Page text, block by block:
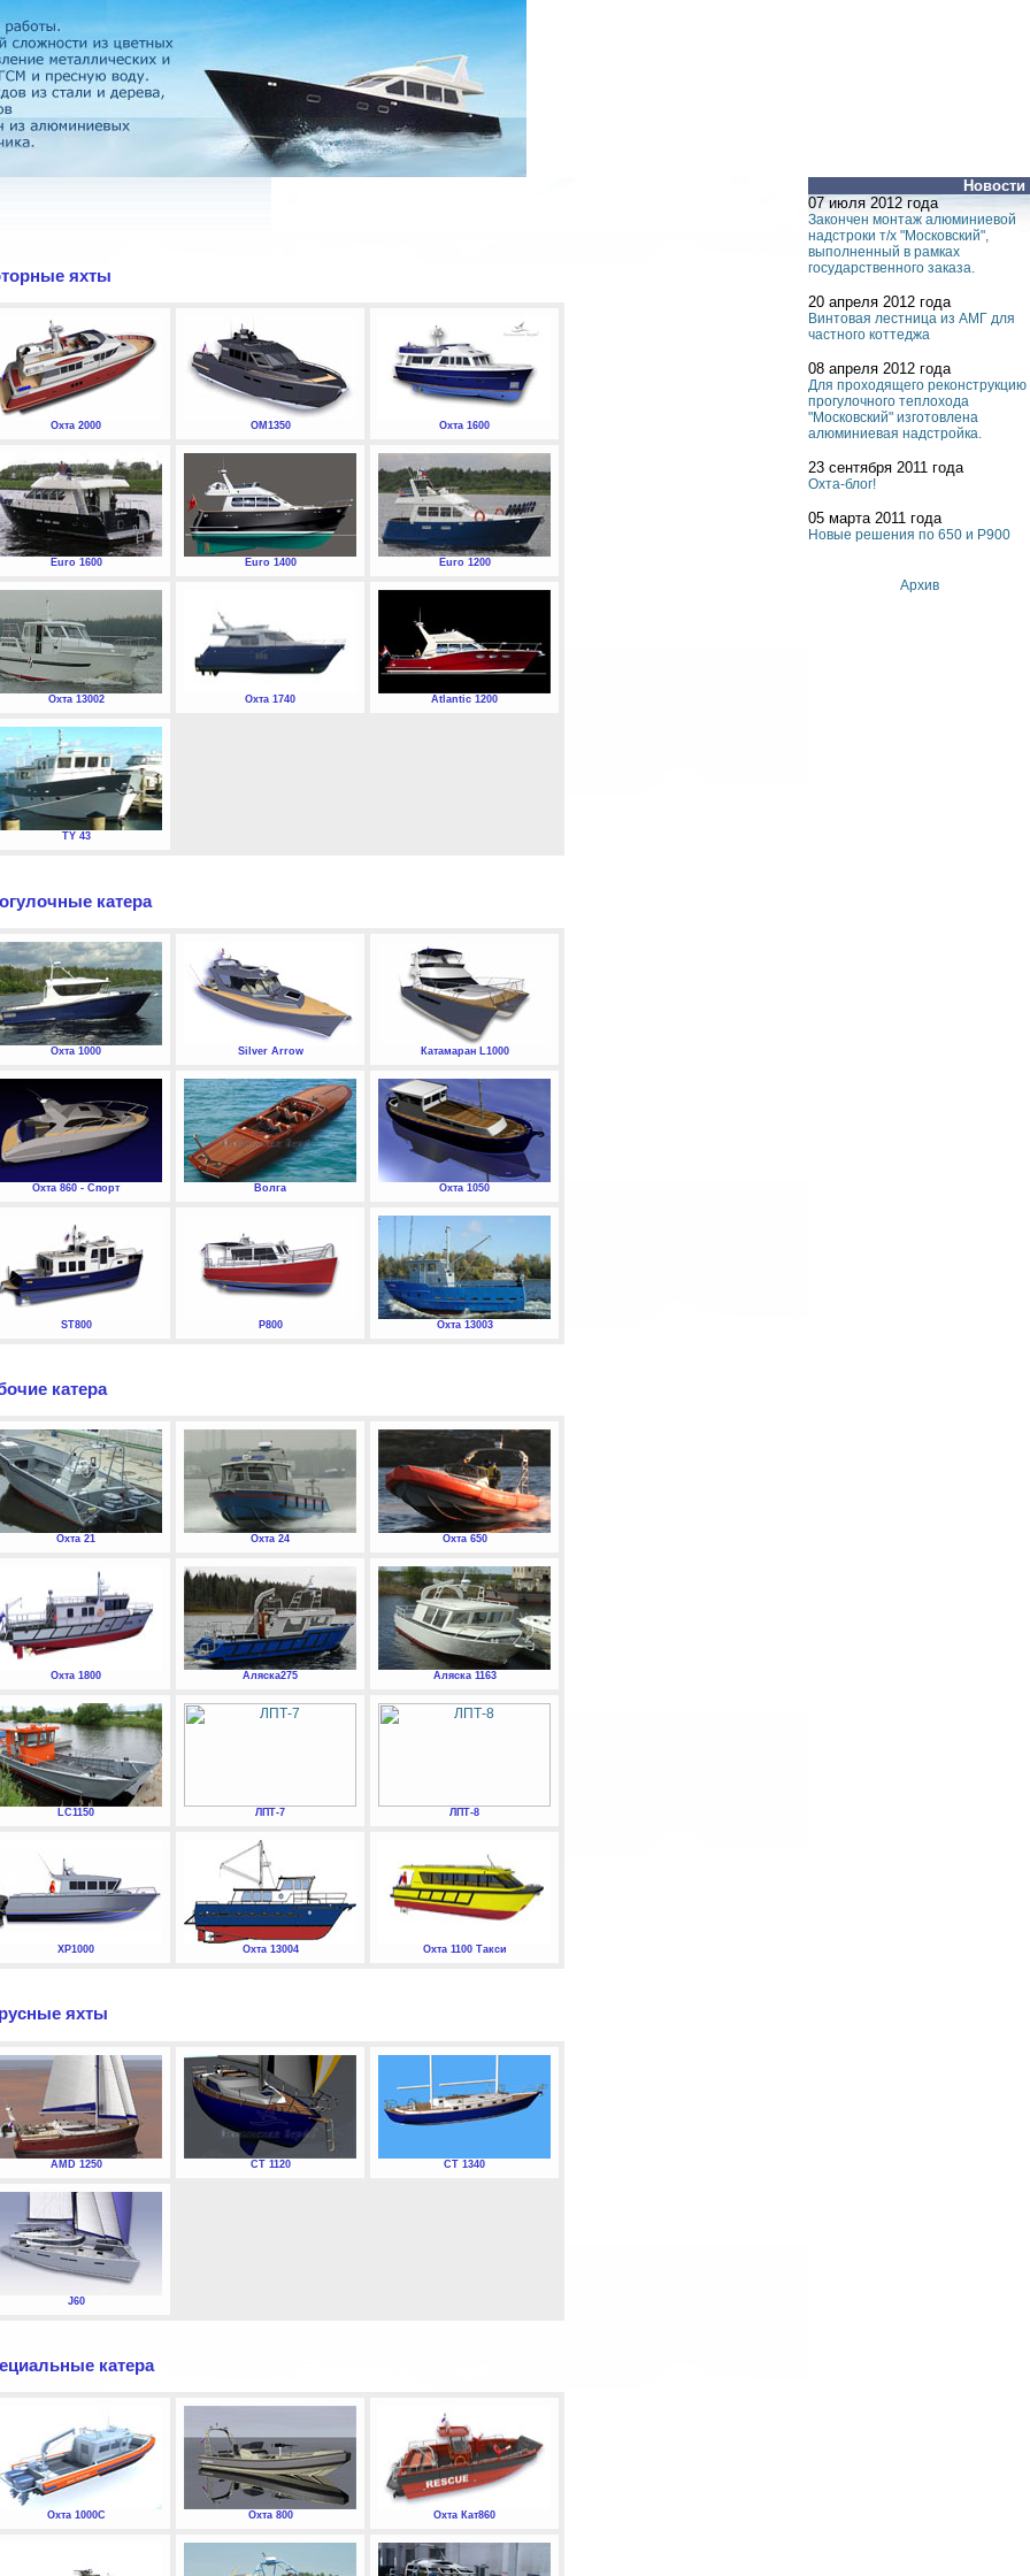
Новости
07 июля 2012 года
Закончен монтаж алюминиевой
надстроки т/х "Московский",
выполненный в рамках
государственного заказа.
20 апреля 2012 года
Винтовая лестница из АМГ для
частного коттеджа
08 апреля 2012 года
Для проходящего реконструкцию
прогулочного теплохода
"Московский" изготовлена
алюминиевая надстройка.
23 сентября 2011 года
Охта-блог!
05 марта 2011 года
Новые решения по 650 и P900
Архив
яхты
Охта 2000 ОМ1350 Охта 1600
Euro 1600 Euro 1400 Euro 1200
Охта 13002 Охта 1740 Atlantic 1200
TY 43
катера
Охта 1000 Silver Arrow Катамаран L1000
Охта 860 - Спорт Волга Охта 1050
ST800 P800 Охта 13003
катера
Охта 21 Охта 24 Охта 650
Охта 1800 Аляска275 Аляска 1163
LC1150 ЛПТ-7 ЛПТ-8
XP1000 Охта 13004 Охта 1100 Такси
яхты
AMD 1250 СТ 1120 СТ 1340
J60
катера
Охта 1000С Охта 800 Охта Кат860